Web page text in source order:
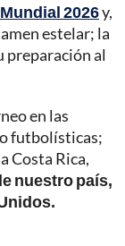
Mundial 2026y,
estelar; la
preparación al
en las
futbolísticas;
Costa Rica,
nuestro país,